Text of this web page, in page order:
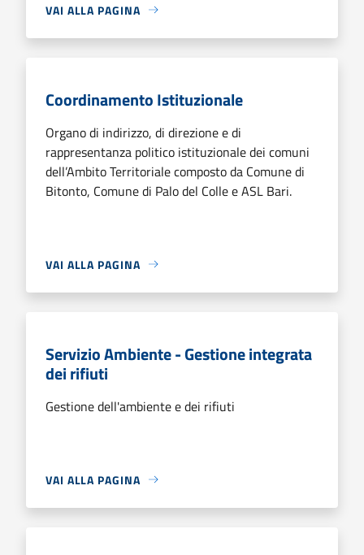
VAI ALLA PAGINA
Coordinamento Istituzionale
Organo di indirizzo, di direzione e di
rappresentanza politico istituzionale dei comuni
dell’Ambito Territoriale composto da Comune di
Bitonto, Comune di Palo del Colle e ASL Bari.
VAI ALLA PAGINA
Servizio Ambiente - Gestione integrata
dei rifiuti
Gestione dell'ambiente e dei rifiuti
VAI ALLA PAGINA